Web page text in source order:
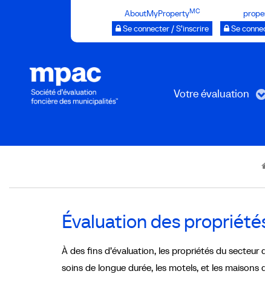
AboutMyPropertyMC
Se connecter / S’inscrire Se
Votre évaluation
Évaluation des
À des fins d’évaluation, les propriétés du secteur
soins de longue durée, les motels, et les maisons